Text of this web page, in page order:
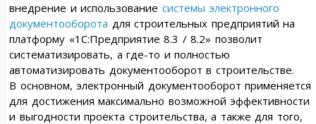
внедрение и использование системы электронного
документооборота для строительных предприятий на
платформу «1С:Предприятие 8.3 / 8.2» позволит
систематизировать, а где-то и полностью
автоматизировать документооборот в строительстве.
В основном, электронный документооборот применяется
для достижения максимально возможной эффективности
и выгодности проекта строительства, а также для того,